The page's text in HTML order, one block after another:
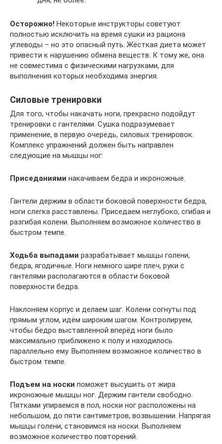
Осторожно! Некоторые инструкторы советуют
полностью исключить на время сушки из рациона
углеводы – но это опасный путь. Жёсткая диета может
привести к нарушению обмена веществ. К тому же, она
не совместима с физическими нагрузками, для
выполнения которых необходима энергия.
Силовые тренировки
Для того, чтобы накачать ноги, прекрасно подойдут
тренировки с гантелями. Сушка подразумевает
применение, в первую очередь, силовых тренировок.
Комплекс упражнений должен быть направлен
следующие на мышцы ног:
Приседаниями накачиваем бедра и икроножные.
Гантели держим в области боковой поверхности бедра,
ноги слегка расставлены. Приседаем неглубоко, сгибая и
разгибая колени. Выполняем возможное количество в
быстром темпе.
Ходьба выпадами разрабатывает мышцы голени,
бедра, ягодичные. Ноги немного шире плеч, руки с
гантелями располагаются в области боковой
поверхности бедра.
Наклоняем корпус и делаем шаг. Колени согнуты под
прямым углом, идём широким шагом. Контролируем,
чтобы бедро выставленной вперёд ноги было
максимально приближено к полу и находилось
параллельно ему. Выполняем возможное количество в
быстром темпе.
Подъем на носки поможет высушить от жира
икроножные мышцы ног. Держим гантели свободно.
Пятками упираемся в пол, носки ног расположены на
небольшом, до пяти сантиметров, возвышении. Напрягая
мышцы голени, становимся на носки. Выполняем
возможное количество повторений.